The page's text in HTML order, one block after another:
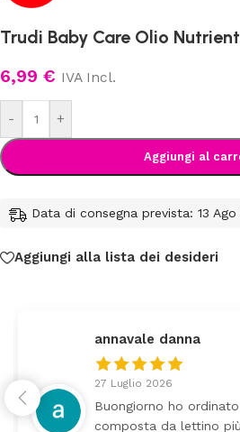
Trudi Baby Care Olio
6,99 € IVA Incl.
- +
Aggiungi al
Data di consegna prevista: 13
Aggiungi alla lista dei desideri
annavale danna
27 Luglio 2026
Buongiorno ho ordinato il set
composta da lettino più